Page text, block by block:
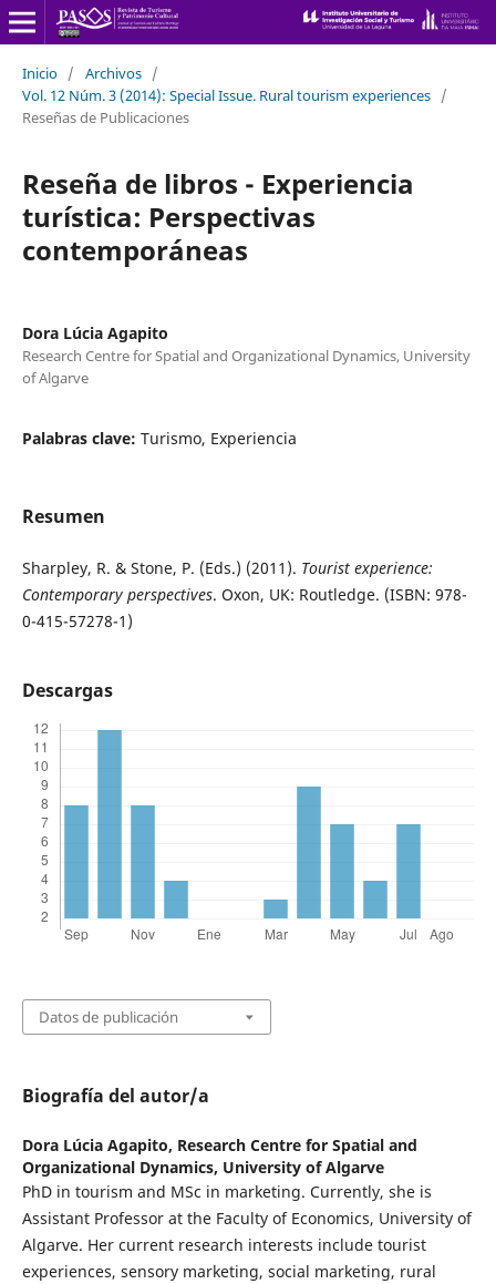
Inicio / Archivos /
Vol. 12 Núm. 3 (2014): Special Issue. Rural tourism experiences /
Reseñas de Publicaciones
Reseña de libros - Experiencia
turística: Perspectivas
contemporáneas
Dora Lúcia Agapito
Research Centre for Spatial and Organizational Dynamics, University
of Algarve
Palabras clave: Turismo, Experiencia
Resumen
Sharpley, R. & Stone, P. (Eds.) (2011). Tourist experience:
Contemporary perspectives. Oxon, UK: Routledge. (ISBN: 978-
0-415-57278-1)
Descargas
Datos de publicación
Biografía del autor/a
Dora Lúcia Agapito, Research Centre for Spatial and
Organizational Dynamics, University of Algarve
PhD in tourism and MSc in marketing. Currently, she is
Assistant Professor at the Faculty of Economics, University of
Algarve. Her current research interests include tourist
experiences, sensory marketing, social marketing, rural